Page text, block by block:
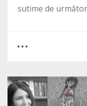
sutime de
0